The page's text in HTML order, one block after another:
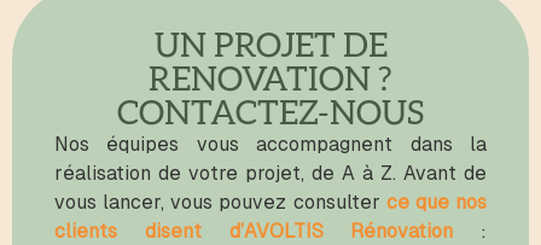
UN PROJET DE
RENOVATION ?
CONTACTEZ-NOUS
Nos équipes vous accompagnent dans la
réalisation de votre projet, de A à Z. Avant de
vous lancer, vous pouvez consulter ce que nos
clients disent d’AVOLTIS Rénovation :